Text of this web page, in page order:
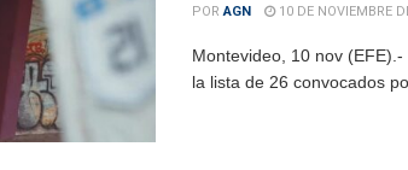
POR AGN 10 DE NOVIEMBRE
Montevideo, 10 nov
la lista de 26 convocados